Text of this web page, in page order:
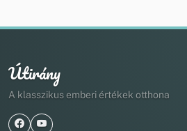
Útirány
A klasszikus emberi értékek otthona